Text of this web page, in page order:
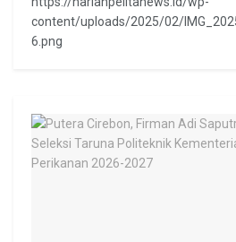
content/uploads/2025/02/
6.png